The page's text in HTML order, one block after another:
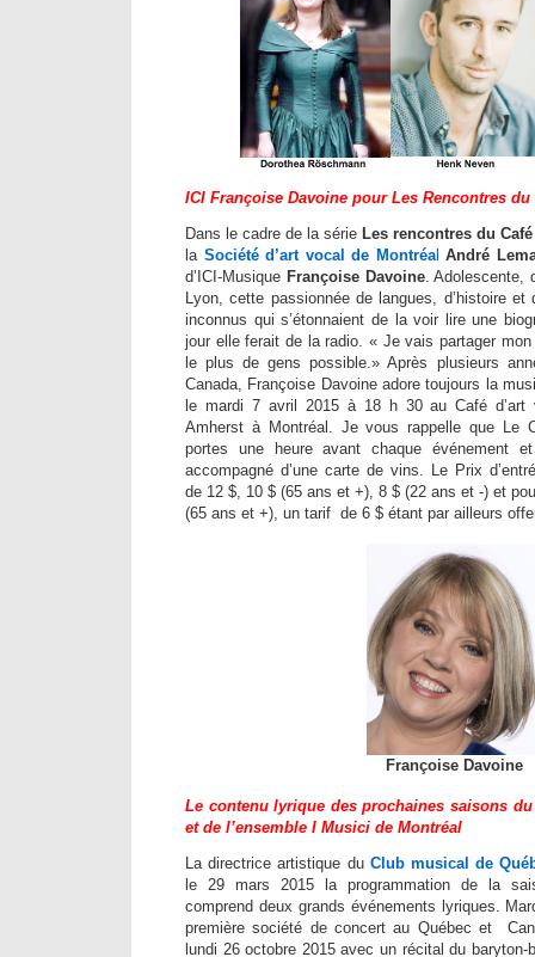
ICI Françoise Davoine pour Les Rencontres du
Dans le cadre de la série Les rencontres du
la Société d’art vocal de Montréal André
d’ICI-Musique Françoise Davoine. Adolescente,
Lyon, cette passionnée de langues, d’histoire
inconnus qui s’étonnaient de la voir lire une
jour elle ferait de la radio. « Je vais partager
le plus de gens possible.» Après plusieurs
Canada, Françoise Davoine adore toujours la
le mardi 7 avril 2015 à 18 h 30 au Café d’art
Amherst à Montréal. Je vous rappelle que Le
portes une heure avant chaque événement
accompagné d’une carte de vins. Le Prix
de 12 $, 10 $ (65 ans et +), 8 $ (22 ans et -) et
(65 ans et +), un tarif de 6 $ étant par ailleurs
Françoise Davoine
Le contenu lyrique des prochaines saisons
et de l’ensemble I Musici de Montréal
La directrice artistique du Club musical de
le 29 mars 2015 la programmation de la
comprend deux grands événements lyriques.
première société de concert au Québec et
lundi 26 octobre 2015 avec un récital du baryton-